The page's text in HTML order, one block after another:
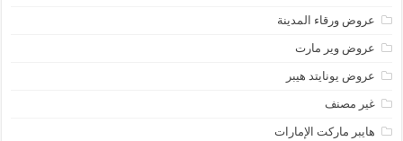
عروض ورقاء المدينة
عروض وير مارت
عروض يونايتد هيبر
غير مصنف
هايبر ماركت الإمارات